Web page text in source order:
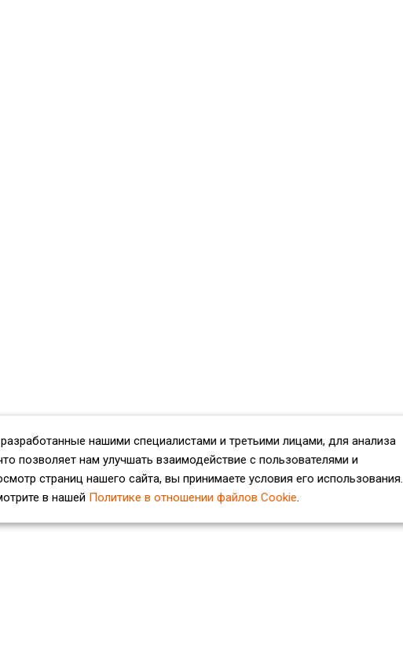
нашими специалистами и третьими лицами, для анализа
позволяет нам улучшать взаимодействие с пользователями и
страниц нашего сайта, вы принимаете условия его использования.
в нашей Политике в отношении файлов Cookie.